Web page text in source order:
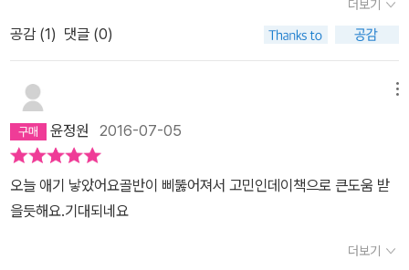
출산에 도움이 되는 산전 스트레칭과 남편과 함께하는 스트레칭&마
책이 필요한 분들! □뱃살을 빼고 싶지만 운동할 시간이 없는 산모 □
출산 직후 제대로 몸 관리를 하지 못한 산모 □출산 후 처지고 늘어진
살들이 고민인 산모 □벌어진 골반과 펑퍼짐한 엉덩이를 바로잡고 싶
로 고생하는 산모 □임신으로 휘어진 O자 다리가 고민인 산모 □체력
이 약하고 몸이 자주 붓는 산모
이렇게 위대한지 몰랐습니다. 지금은 출산한지 8개월 지났는데, 예전
몸무게보다 몇 그람 덜 나갑니다. 요즘은 이 책 잘 보지만, 이번에 출
산하는 아는 동생 선물주려다 후기 남깁니다.
더보기
공감 (1) 댓글 (0)
윤정원 2016-07-05
오늘 애기 낳았어요골반이 삐뚫어져서 고민인데이책으로 큰도움 받
을듯해요.기대되네요
더보기